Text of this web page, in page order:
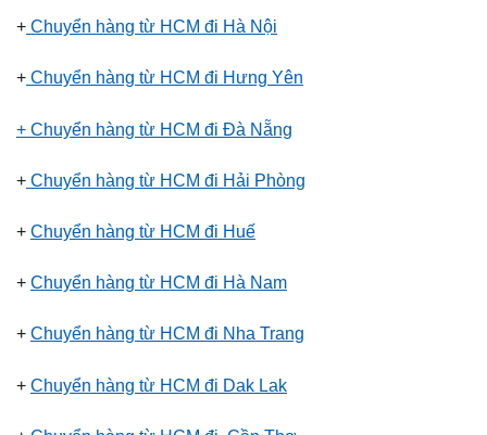
+ Chuyển hàng từ HCM đi Hà Nội
+ Chuyển hàng từ HCM đi Hưng Yên
+ Chuyển hàng từ HCM đi Đà Nẵng
+ Chuyển hàng từ HCM đi Hải Phòng
+ Chuyển hàng từ HCM đi Huế
+ Chuyển hàng từ HCM đi Hà Nam
+ Chuyển hàng từ HCM đi Nha Trang
+ Chuyển hàng từ HCM đi Dak Lak